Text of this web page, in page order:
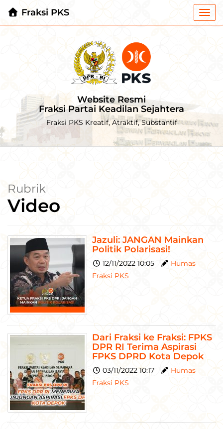
Fraksi PKS
Website Resmi
Fraksi Partai Keadilan Sejahtera
Fraksi PKS Kreatif, Atraktif, Substantif
Rubrik
Video
Jazuli: JANGAN Mainkan
Politik Polarisasi!
12/11/2022 10:05
Humas
Fraksi PKS
Dari Fraksi ke Fraksi: FPKS
DPR RI Terima Aspirasi
FPKS DPRD Kota Depok
03/11/2022 10:17
Humas
Fraksi PKS